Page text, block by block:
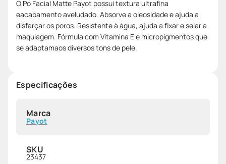
O Pó Facial Matte Payot possui textura ultrafina
eacabamento aveludado. Absorve a oleosidade e ajuda a
disfarçar os poros. Resistente à água, ajuda a fixar e selar a
maquiagem. Fórmula com Vitamina E e micropigmentos que
se adaptamaos diversos tons de pele.
Especificações
Marca
Payot
SKU
23437